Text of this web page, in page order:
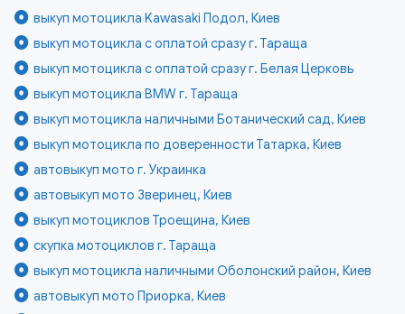
выкуп мотоцикла Kawasaki Подол, Киев
выкуп мотоцикла с оплатой сразу г. Тараща
выкуп мотоцикла с оплатой сразу г. Белая Церковь
выкуп мотоцикла BMW г. Тараща
выкуп мотоцикла наличными Ботанический сад, Киев
выкуп мотоцикла по доверенности Татарка, Киев
автовыкуп мото г. Украинка
автовыкуп мото Зверинец, Киев
выкуп мотоциклов Троещина, Киев
скупка мотоциклов г. Тараща
выкуп мотоцикла наличными Оболонский район, Киев
автовыкуп мото Приорка, Киев